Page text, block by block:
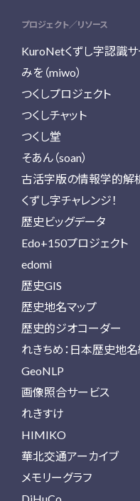
プロジェクト／リソース
KuroNetくずし字認識サ
みを（miwo）
つくしプロジェクト
つくしチャット
つくし堂
そあん（soan）
古活字版の情報学的解
くずし字チャレンジ！
歴史ビッグデータ
Edo+150プロジェクト
edomi
歴史GIS
歴史地名マップ
歴史的ジオコーダー
れきちめ：日本歴史地
GeoNLP
画像照合サービス
れきすけ
HIMIKO
華北交通アーカイブ
メモリーグラフ